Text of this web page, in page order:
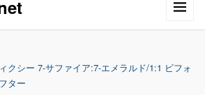
クシー 7-サファイア:7-エメラルド/1:1 ビフォ
ター